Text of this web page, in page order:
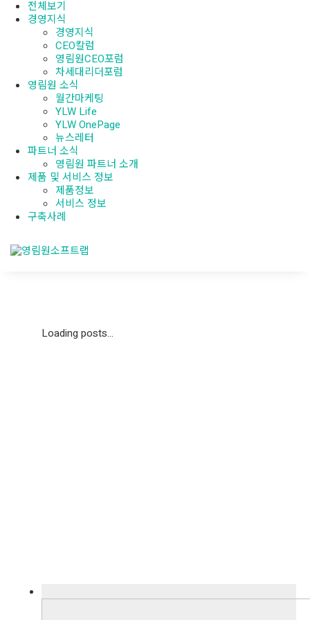
전체보기
경영지식
경영지식
CEO칼럼
영림원CEO포럼
차세대리더포럼
영림원 소식
월간마케팅
YLW Life
YLW OnePage
뉴스레터
파트너 소식
영림원 파트너 소개
제품 및 서비스 정보
제품정보
서비스 정보
구축사례
Loading posts...